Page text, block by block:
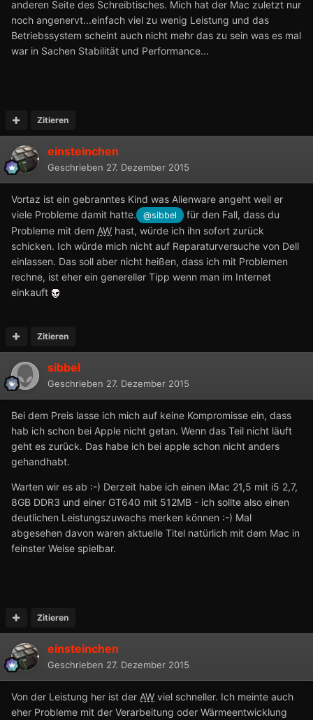
anderen Seite des Schreibtisches. Mich hat der Mac zuletzt nur
noch angenervt...einfach viel zu wenig Leistung und das
Betriebssystem scheint auch nicht mehr das zu sein was es mal
war in Sachen Stabilität und Performance...
Zitieren
einsteinchen
Geschrieben 27. Dezember 2015
Vortaz ist ein gebranntes Kind was Alienware angeht weil er
viele Probleme damit hatte.
@sibbel
für den Fall, dass du
Probleme mit dem AW hast, würde ich ihn sofort zurück
schicken. Ich würde mich nicht auf Reparaturversuche von Dell
einlassen. Das soll aber nicht heißen, dass ich mit Problemen
rechne, ist eher ein genereller Tipp wenn man im Internet
einkauft
Zitieren
sibbel
Geschrieben 27. Dezember 2015
Bei dem Preis lasse ich mich auf keine Kompromisse ein, dass
hab ich schon bei Apple nicht getan. Wenn das Teil nicht läuft
geht es zurück. Das habe ich bei apple schon nicht anders
gehandhabt.
Warten wir es ab :-) Derzeit habe ich einen iMac 21,5 mit i5 2,7,
8GB DDR3 und einer GT640 mit 512MB - ich sollte also einen
deutlichen Leistungszuwachs merken können :-) Mal
abgesehen davon waren aktuelle Titel natürlich mit dem Mac in
feinster Weise spielbar.
Zitieren
einsteinchen
Geschrieben 27. Dezember 2015
Von der Leistung her ist der AW viel schneller. Ich meinte auch
eher Probleme mit der Verarbeitung oder Wärmeentwicklung